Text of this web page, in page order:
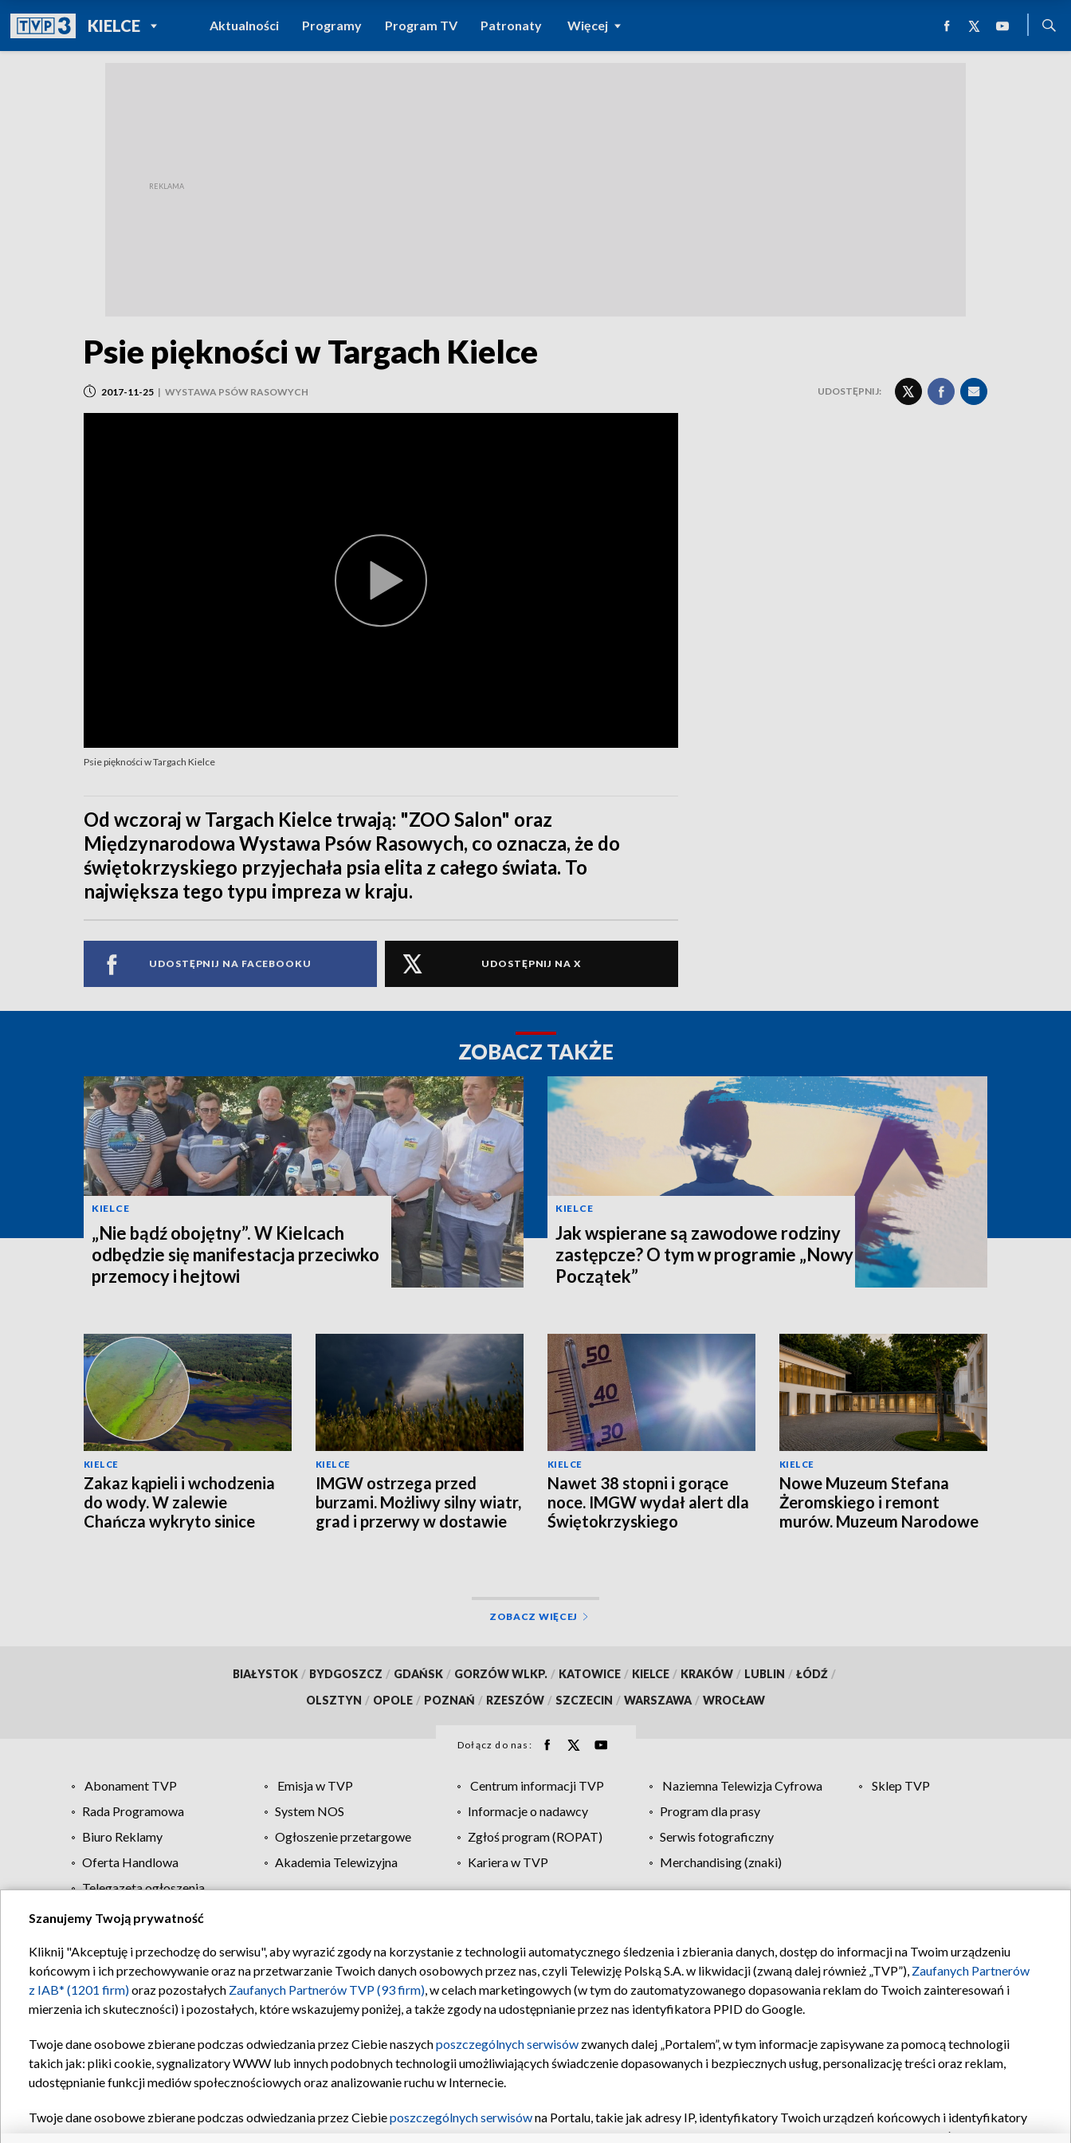
KIELCEPOWRÓT DO
TVP REGIONY
Aktualności Programy Program TV Patronaty Więcej
Psie piękności w Targach Kielce
2017-11-25 | WYSTAWA PSÓW RASOWYCH UDOSTĘPNIJ:
Psie piękności w Targach Kielce
Od wczoraj w Targach Kielce trwają: "ZOO Salon" oraz
Międzynarodowa Wystawa Psów Rasowych, co oznacza, że do
świętokrzyskiego przyjechała psia elita z całego świata. To
największa tego typu impreza w kraju.
UDOSTĘPNIJ NA FACEBOOKU UDOSTĘPNIJ NA X
ZOBACZ TAKŻE
KIELCE
„Nie bądź obojętny”. W Kielcach
odbędzie się manifestacja przeciwko
przemocy i hejtowi
KIELCE
Jak wspierane są zawodowe rodziny
zastępcze? O tym w programie „Nowy
Początek”
KIELCE
Zakaz kąpieli i wchodzenia
do wody. W zalewie
Chańcza wykryto sinice
KIELCE
IMGW ostrzega przed
burzami. Możliwy silny wiatr,
grad i przerwy w dostawie
KIELCE
Nawet 38 stopni i gorące
noce. IMGW wydał alert dla
Świętokrzyskiego
KIELCE
Nowe Muzeum Stefana
Żeromskiego i remont
murów. Muzeum Narodowe
ZOBACZ WIĘCEJ
BIAŁYSTOK / BYDGOSZCZ / GDAŃSK / GORZÓW WLKP. / KATOWICE / KIELCE / KRAKÓW / LUBLIN / ŁÓDŹ /
OLSZTYN / OPOLE / POZNAŃ / RZESZÓW / SZCZECIN / WARSZAWA / WROCŁAW
Dołącz do nas:
Abonament TVP Emisja w TVP Centrum informacji TVP Naziemna Telewizja Cyfrowa
Sklep TVP
Rada Programowa
System NOS Informacje o nadawcy
Program dla prasy
Biuro Reklamy
Ogłoszenie przetargowe Zgłoś program (ROPAT)
Serwis fotograficzny
Oferta Handlowa
Akademia Telewizyjna Kariera w TVP
Merchandising (znaki)
Telegazeta ogłoszenia
Regulamin TVP Polityka prywatności Moje zgody Pomoc Biuro reklamy Kontakt
Szanujemy Twoją prywatność
Kliknij "Akceptuję i przechodzę do serwisu", aby wyrazić zgody na korzystanie z technologii automatycznego śledzenia i zbierania danych, dostęp do informacji na Twoim urządzeniu
końcowym i ich przechowywanie oraz na przetwarzanie Twoich danych osobowych przez nas, czyli Telewizję Polską S.A. w likwidacji (zwaną dalej również „TVP”), Zaufanych Partnerów
z IAB* (1201 firm)oraz pozostałych Zaufanych Partnerów TVP (93 firm), w celach marketingowych (w tym do zautomatyzowanego dopasowania reklam do Twoich zainteresowań i
mierzenia ich skuteczności) i pozostałych, które wskazujemy poniżej, a także zgody na udostępnianie przez nas identyfikatora PPID do Google.
Twoje dane osobowe zbierane podczas odwiedzania przez Ciebie naszychposzczególnych serwisów zwanych dalej „Portalem”, w tym informacje zapisywane za pomocą technologii
takich jak: pliki cookie, sygnalizatory WWW lub innych podobnych technologii umożliwiających świadczenie dopasowanych i bezpiecznych usług, personalizację treści oraz reklam,
udostępnianie funkcji mediów społecznościowych oraz analizowanie ruchu w Internecie.
Twoje dane osobowe zbierane podczas odwiedzania przez Ciebieposzczególnych serwisówna Portalu, takie jak adresy IP, identyfikatory Twoich urządzeń końcowych i identyfikatory
oraz pozostałych